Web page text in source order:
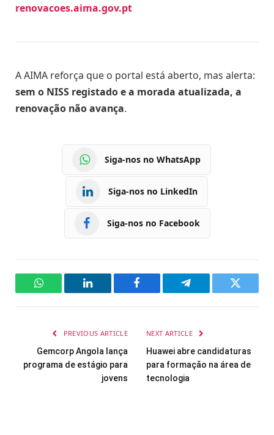
renovacoes.aima.gov.pt
A AIMA reforça que o portal está aberto, mas alerta:
sem o NISS registado e a morada atualizada, a
renovação não avança.
Siga-nos no WhatsApp
Siga-nos no LinkedIn
Siga-nos no Facebook
WhatsAppLinkedIn Facebook Telegram Twitter
PREVIOUS ARTICLE
Gemcorp Angola lança
programa de estágio para
jovens
NEXT ARTICLE
Huawei abre candidaturas
para formação na área de
tecnologia